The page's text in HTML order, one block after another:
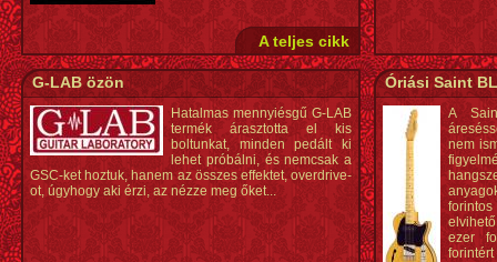
A teljes cikk
G-LAB özön
Hatalmas mennyiésgű G-LAB
termék árasztotta el kis
boltunkat, minden pedált ki
lehet próbálni, és nemcsak a
GSC-ket hoztuk, hanem az összes effektet, overdrive-
ot, úgyhogy aki érzi, az nézze meg őket...
Óriási Saint
A
nem
ezer